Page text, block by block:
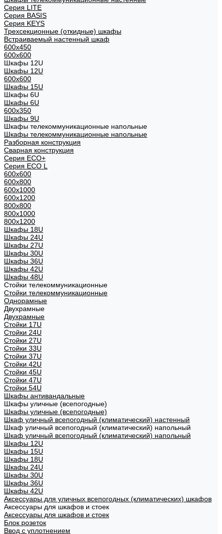
Cерия LITE
Cерия BASIS
Cерия KEYS
Трехсекционные (откидные) шкафы
Встраиваемый настенный шкаф
600x450
600x600
Шкафы 12U
Шкафы 12U
600x600
Шкафы 15U
Шкафы 6U
Шкафы 6U
600x350
Шкафы 9U
Шкафы телекоммуникационные напольные
Шкафы телекоммуникационные напольные
Разборная конструкция
Сварная конструкция
Серия ECO+
Серия ECO L
600x600
600x800
600х1000
600х1200
800x800
800х1000
800х1200
Шкафы 18U
Шкафы 24U
Шкафы 27U
Шкафы 30U
Шкафы 36U
Шкафы 42U
Шкафы 48U
Стойки телекоммуникационные
Стойки телекоммуникационные
Однорамные
Двухрамные
Двухрамные
Стойки 17U
Стойки 24U
Стойки 27U
Стойки 33U
Стойки 37U
Стойки 42U
Стойки 45U
Стойки 47U
Стойки 54U
Шкафы антивандальные
Шкафы уличные (всепогодные)
Шкафы уличные (всепогодные)
Шкаф уличный всепогодный (климатический) настенный
Шкаф уличный всепогодный (климатический) напольный
Шкаф уличный всепогодный (климатический) напольный
Шкафы 12U
Шкафы 15U
Шкафы 18U
Шкафы 24U
Шкафы 30U
Шкафы 36U
Шкафы 42U
Аксессуары для уличных всепогодных (климатических) шкафов
Аксессуары для шкафов и стоек
Аксессуары для шкафов и стоек
Блок розеток
Ввод с уплотнением